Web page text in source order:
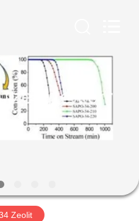
Zeolit